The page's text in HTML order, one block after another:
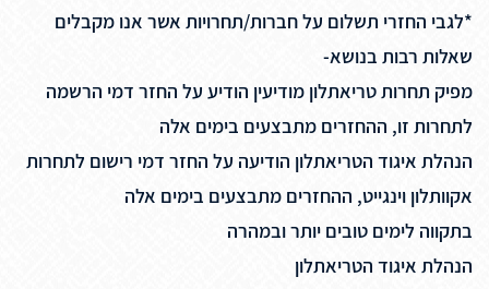
*לגבי החזרי תשלום על חברות/תחרויות אשר אנו מקבלים
שאלות רבות בנושא-
מפיק תחרות טריאתלון מודיעין הודיע על החזר דמי הרשמה
לתחרות זו, ההחזרים מתבצעים בימים אלה
הנהלת איגוד הטריאתלון הודיעה על החזר דמי רישום לתחרות
אקוותלון וינגייט, ההחזרים מתבצעים בימים אלה
בתקווה לימים טובים יותר ובמהרה
הנהלת איגוד הטריאתלון